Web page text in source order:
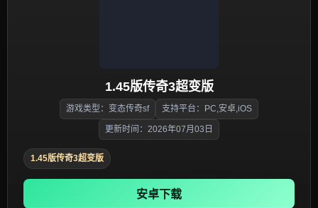
1.45版传奇3超变版
游戏类型：变态传奇sf 支持平台：PC,安卓,iOS
更新时间：2026年07月03日
1.45版传奇3超变版
安卓下载